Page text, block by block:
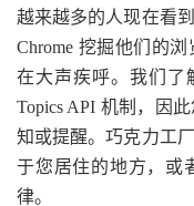
越来越多的人现在看
Chrome 挖掘他们的
在大声疾呼。我们了
Topics API 机制，因
知或提醒。巧克力工
于您居住的地方，或
律。